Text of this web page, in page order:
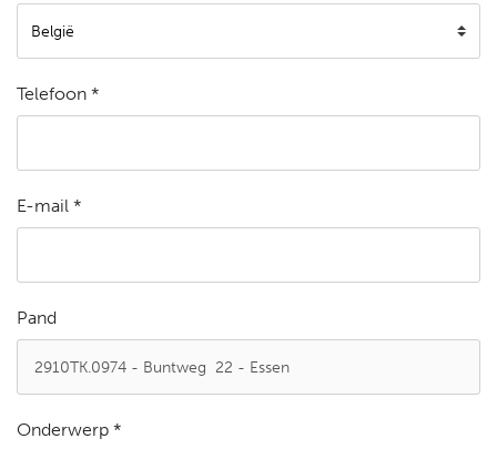
Telefoon *
E-mail *
Pand
Onderwerp *